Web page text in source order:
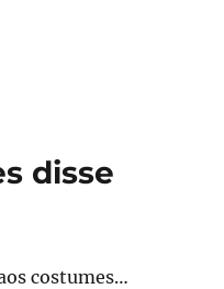
disse
costumes…